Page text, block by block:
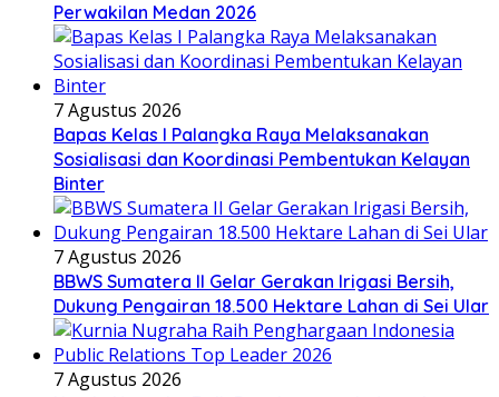
Perwakilan Medan 2026
7 Agustus 2026
Bapas Kelas I Palangka Raya Melaksanakan
Sosialisasi dan Koordinasi Pembentukan Kelayan
Binter
7 Agustus 2026
BBWS Sumatera II Gelar Gerakan Irigasi Bersih,
Dukung Pengairan 18.500 Hektare Lahan di Sei Ular
7 Agustus 2026